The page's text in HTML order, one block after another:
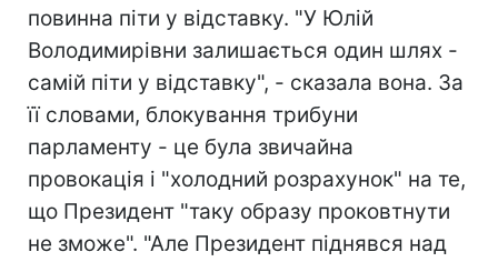
повинна піти у відставку. "У Юлій
Володимирівни залишається один шлях -
самій піти у відставку", - сказала вона. За
її словами, блокування трибуни
парламенту - це була звичайна
провокація і "холодний розрахунок" на те,
що Президент "таку образу проковтнути
не зможе". "Але Президент піднявся над